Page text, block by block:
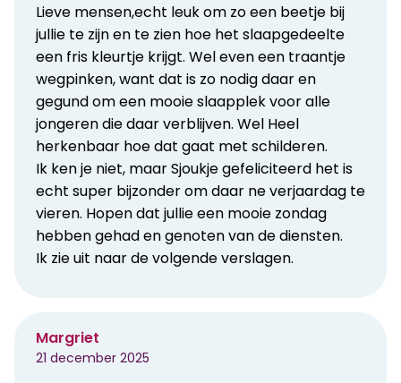
Lieve mensen,echt leuk om zo een beetje bij
jullie te zijn en te zien hoe het slaapgedeelte
een fris kleurtje krijgt. Wel even een traantje
wegpinken, want dat is zo nodig daar en
gegund om een mooie slaapplek voor alle
jongeren die daar verblijven. Wel Heel
herkenbaar hoe dat gaat met schilderen.
Ik ken je niet, maar Sjoukje gefeliciteerd het is
echt super bijzonder om daar ne verjaardag te
vieren. Hopen dat jullie een mooie zondag
hebben gehad en genoten van de diensten.
Ik zie uit naar de volgende verslagen.
Margriet
21 december 2025